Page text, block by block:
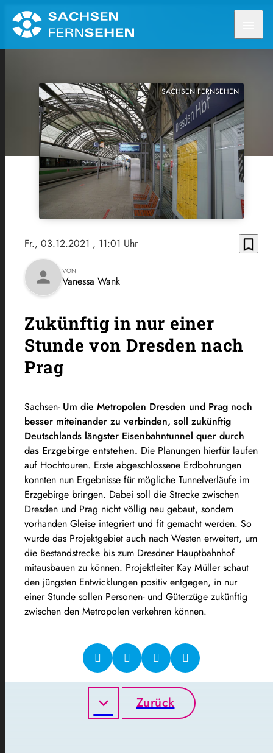
SACHSEN FERNSEHEN
Fr., 03.12.2021 , 11:01 Uhr bookmark_border
person VON
Vanessa Wank
Zukünftig in nur einer
Stunde von Dresden nach
Prag
Sachsen-Um die Metropolen Dresden und Prag noch
besser miteinander zu verbinden, soll zukünftig
Deutschlands längster Eisenbahntunnel quer durch
das Erzgebirge entstehen. Die Planungen hierfür laufen
auf Hochtouren. Erste abgeschlossene Erdbohrungen
konnten nun Ergebnisse für mögliche Tunnelverläufe im
Erzgebirge bringen. Dabei soll die Strecke zwischen
Dresden und Prag nicht völlig neu gebaut, sondern
vorhanden Gleise integriert und fit gemacht werden. So
wurde das Projektgebiet auch nach Westen erweitert, um
die Bestandstrecke bis zum Dresdner Hauptbahnhof
mitausbauen zu können. Projektleiter Kay Müller schaut
den jüngsten Entwicklungen positiv entgegen, in nur
einer Stunde sollen Personen- und Güterzüge zukünftig
zwischen den Metropolen verkehren können.
Zurück